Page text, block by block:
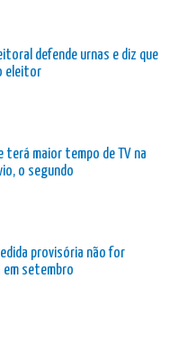
defende urnas e diz que
eleitor
terá maior tempo de TV na
o segundo
provisória não for
setembro